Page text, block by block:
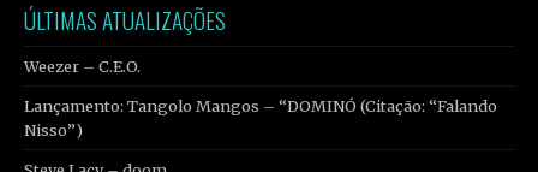
ÚLTIMAS ATUALIZAÇÕES
Weezer – C.E.O.
Lançamento: Tangolo Mangos – “DOMINÓ (Citação: “Falando
Nisso”)